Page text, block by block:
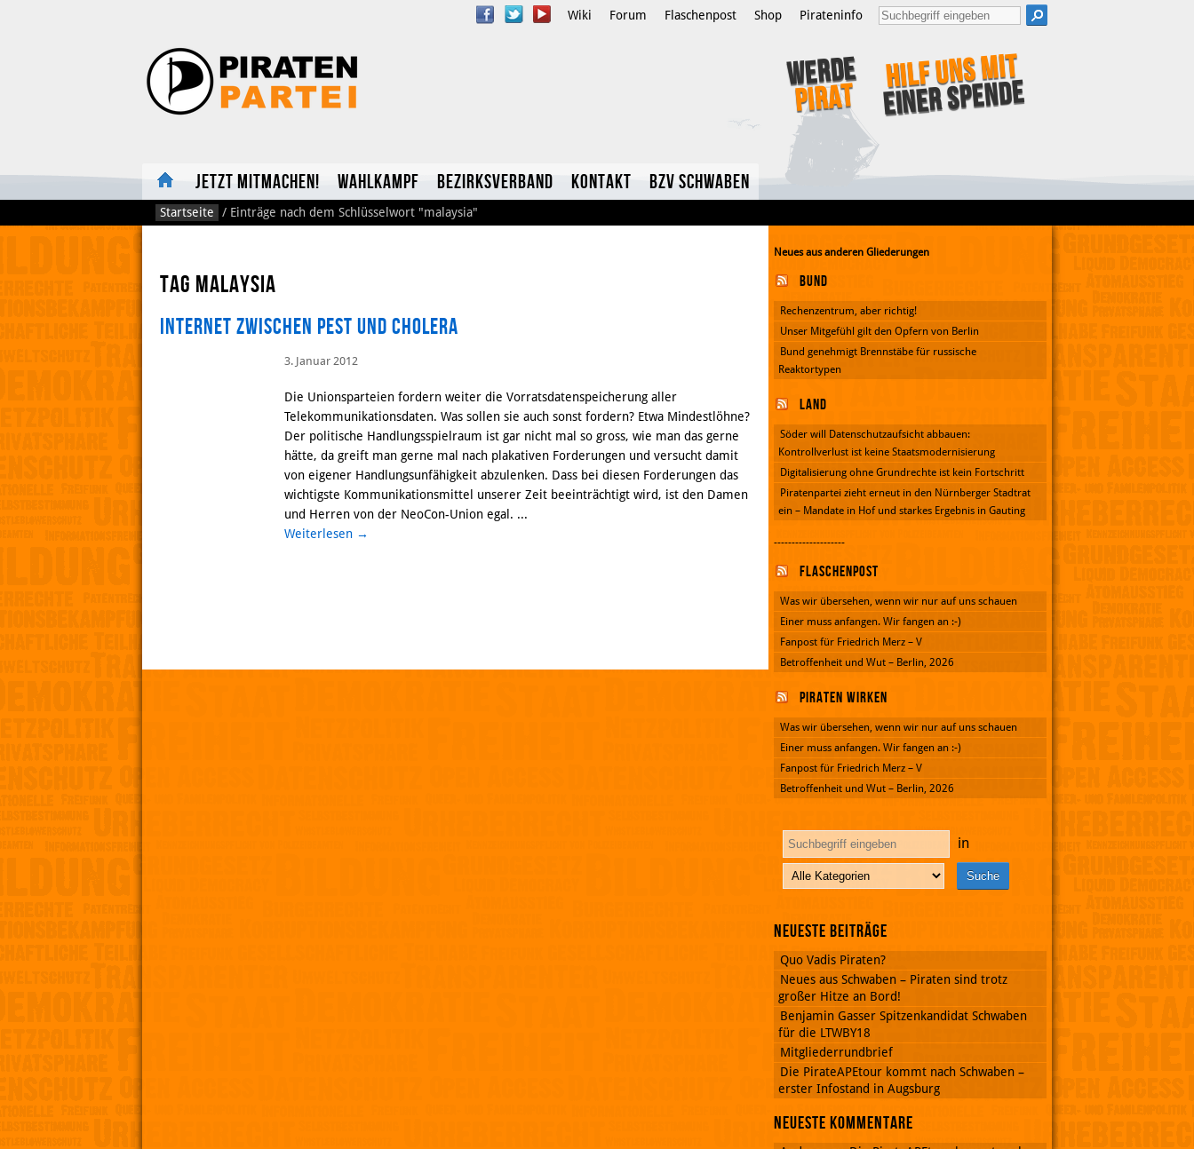
Wiki Forum Flaschenpost Shop Pirateninfo
Werde
Pirat
Hilf uns mit
einer Spende
Jetzt mitmachen! Wahlkampf Bezirksverband Kontakt BzV Schwaben
Startseite / Einträge nach dem Schlüsselwort "malaysia"
Tag malaysia
Internet zwischen Pest und Cholera
3. Januar 2012
Die Unionsparteien fordern weiter die Vorratsdatenspeicherung aller
Telekommunikationsdaten. Was sollen sie auch sonst fordern? Etwa Mindestlöhne?
Der politische Handlungsspielraum ist gar nicht mal so gross, wie man das gerne
hätte, da greift man gerne mal nach plakativen Forderungen und versucht damit
von eigener Handlungsunfähigkeit abzulenken. Dass bei diesen Forderungen das
wichtigste Kommunikationsmittel unserer Zeit beeinträchtigt wird, ist den Damen
und Herren von der NeoCon-Union egal. ...
Weiterlesen →
Neues aus anderen Gliederungen
Bund
Rechenzentrum, aber richtig!
Unser Mitgefühl gilt den Opfern von Berlin
Bund genehmigt Brennstäbe für russische
Reaktortypen
Land
Söder will Datenschutzaufsicht abbauen:
Kontrollverlust ist keine Staatsmodernisierung
Digitalisierung ohne Grundrechte ist kein Fortschritt
Piratenpartei zieht erneut in den Nürnberger Stadtrat
ein – Mandate in Hof und starkes Ergebnis in Gauting
--------------------
Flaschenpost
Was wir übersehen, wenn wir nur auf uns schauen
Einer muss anfangen. Wir fangen an :-)
Fanpost für Friedrich Merz – V
Betroffenheit und Wut – Berlin, 2026
Piraten wirken
Was wir übersehen, wenn wir nur auf uns schauen
Einer muss anfangen. Wir fangen an :-)
Fanpost für Friedrich Merz – V
Betroffenheit und Wut – Berlin, 2026
in
Neueste Beiträge
Quo Vadis Piraten?
Neues aus Schwaben – Piraten sind trotz
großer Hitze an Bord!
Benjamin Gasser Spitzenkandidat Schwaben
für die LTWBY18
Mitgliederrundbrief
Die PirateAPEtour kommt nach Schwaben –
erster Infostand in Augsburg
Neueste Kommentare